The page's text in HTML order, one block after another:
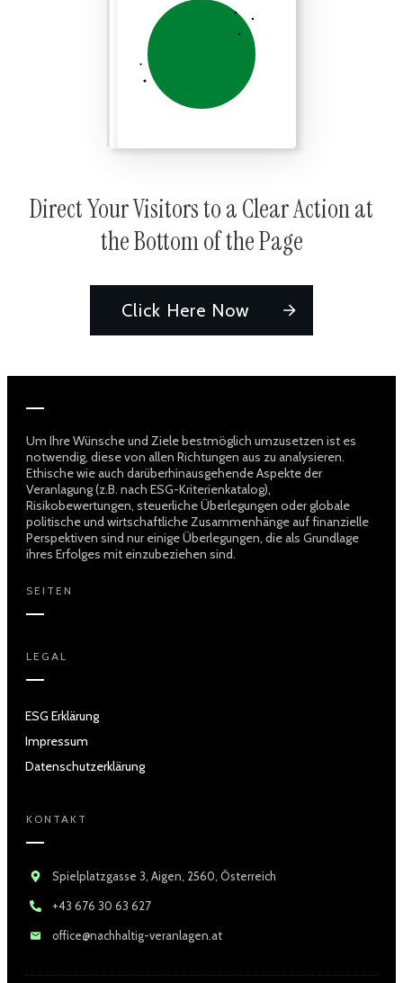
Direct Your Visitors to a Clear Action at
the Bottom of the Page
Click Here Now
Um Ihre Wünsche und Ziele bestmöglich umzusetzen ist es
notwendig, diese von allen Richtungen aus zu analysieren.
Ethische wie auch darüberhinausgehende Aspekte der
Veranlagung (z.B. nach ESG-Kriterienkatalog),
Risikobewertungen, steuerliche Überlegungen oder globale
politische und wirtschaftliche Zusammenhänge auf finanzielle
Perspektiven sind nur einige Überlegungen, die als Grundlage
ihres Erfolges mit einzubeziehen sind.
SEITEN
LEGAL
ESG Erklärung
Impressum
Datenschutzerklärung
KONTAKT
Spielplatzgasse 3, Aigen, 2560, Österreich
+43 676 30 63 627
office@nachhaltig-veranlagen.at